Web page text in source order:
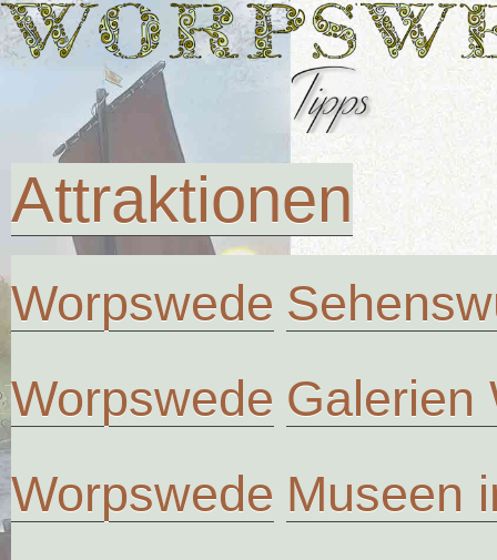
Attraktionen
Worpswede
Worpswede Galerien
Worpswede Museen